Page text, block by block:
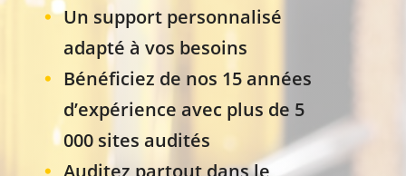
Un support personnalisé
adapté à vos besoins
Bénéficiez de nos 15 années
d’expérience avec plus de 5
000 sites audités